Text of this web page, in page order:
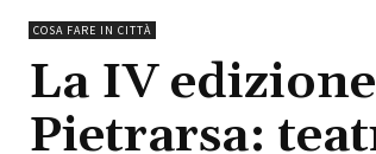
COSA FARE IN CITTÀ
La IV
Pietrarsa: